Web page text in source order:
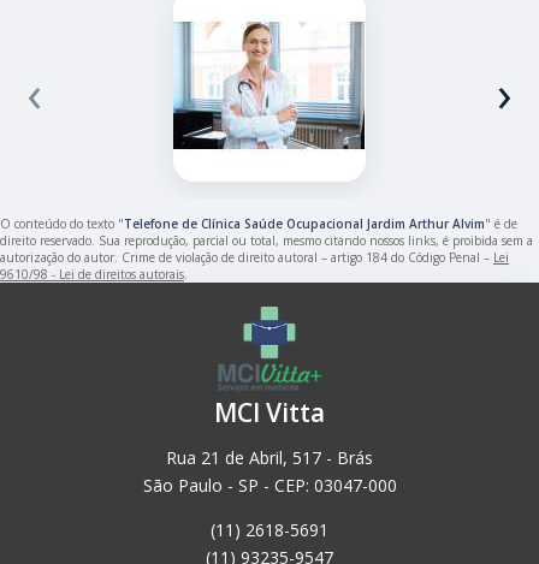
‹ ›
O conteúdo do texto "Telefone de Clínica Saúde Ocupacional Jardim Arthur Alvim" é de
direito reservado. Sua reprodução, parcial ou total, mesmo citando nossos links, é proibida sem a
autorização do autor. Crime de violação de direito autoral – artigo 184 do Código Penal – Lei
9610/98 - Lei de direitos autorais.
MCI Vitta
Rua 21 de Abril, 517 - Brás
São Paulo - SP - CEP: 03047-000
(11) 2618-5691
(11) 93235-9547